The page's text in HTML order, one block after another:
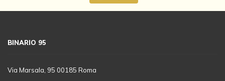
BINARIO 95
Via Marsala, 95 00185 Roma